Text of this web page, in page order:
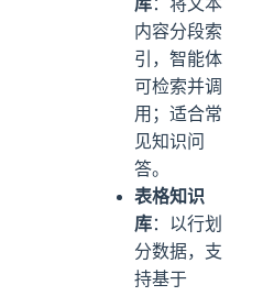
库：将文本
内容分段索
引，智能体
可检索并调
用；适合常
见知识问
答。
表格知识
库：以行划
分数据，支
持基于